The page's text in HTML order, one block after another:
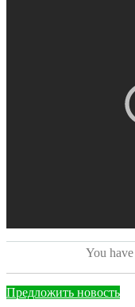
You
Предложить новость